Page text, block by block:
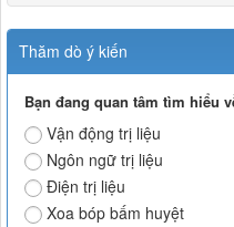
Thăm dò ý kiến
Bạn đang quan tâm tìm hiểu
Vận động trị liệu
Ngôn ngữ trị liệu
Điện trị liệu
Xoa bóp bấm huyệt